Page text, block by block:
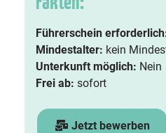
Führerschein
Mindestalter: kein
Unterkunft möglich: Nein
Frei ab: sofort
Jetzt bewerben